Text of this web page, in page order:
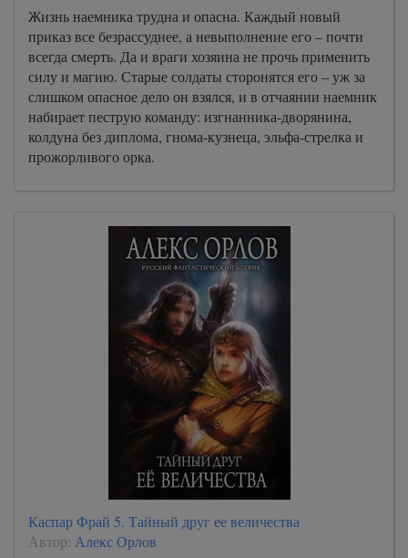
Жизнь наемника трудна и опасна. Каждый новый
приказ все безрассуднее, а невыполнение его – почти
всегда смерть. Да и враги хозяина не прочь применить
силу и магию. Старые солдаты сторонятся его – уж за
слишком опасное дело он взялся, и в отчаянии наемник
набирает пеструю команду: изгнанника-дворянина,
колдуна без диплома, гнома-кузнеца, эльфа-стрелка и
прожорливого орка.
Каспар Фрай 5. Тайный друг ее величества
Автор: Алекс Орлов